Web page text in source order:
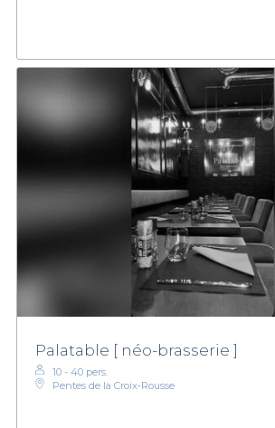
Palatable [ néo-brasserie ]
10 - 40 pers.
Pentes de la Croix‑Rousse